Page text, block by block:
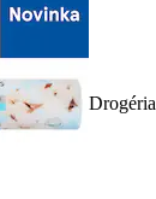
Drogéria